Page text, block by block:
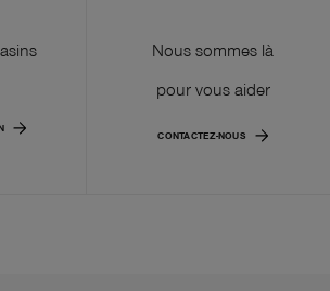
Nous sommes là
pour vous aider
CONTACTEZ-NOUS